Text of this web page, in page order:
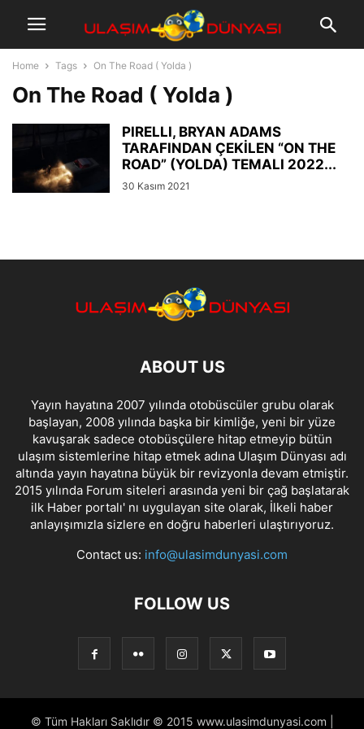
Home Tags On The Road ( Yolda )
On The Road ( Yolda )
PIRELLI, BRYAN ADAMS
TARAFINDAN ÇEKİLEN “ON THE
ROAD” (YOLDA) TEMALI 2022...
30 Kasım 2021
ABOUT US
Yayın hayatına 2007 yılında otobüscüler grubu olarak
başlayan, 2008 yılında başka bir kimliğe, yeni bir yüze
kavuşarak sadece otobüsçülere hitap etmeyip bütün
ulaşım sistemlerine hitap etmek adına Ulaşım Dünyası adı
altında yayın hayatına büyük bir revizyonla devam etmiştir.
2015 yılında Forum siteleri arasında yeni bir çağ başlatarak
ilk Haber portalı' nı uygulayan site olarak, İlkeli haber
anlayışımızla sizlere en doğru haberleri ulaştırıyoruz.
Contact us: info@ulasimdunyasi.com
FOLLOW US
© Tüm Hakları Saklıdır © 2015 www.ulasimdunyasi.com |